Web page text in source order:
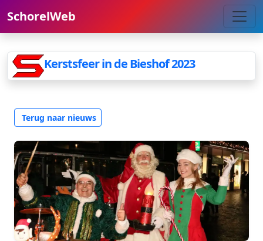
SchorelWeb
Kerstsfeer in de Bieshof 2023
Terug naar nieuws